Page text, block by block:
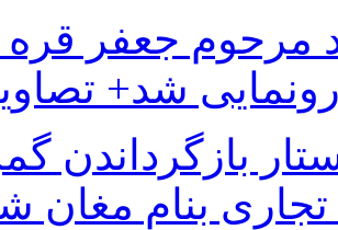
مرحوم جعفر قره
شد+
بازگرداندن
تجاری بنام مغان